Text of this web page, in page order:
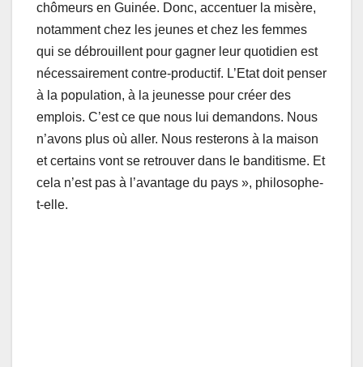
chômeurs en Guinée. Donc, accentuer la misère,
notamment chez les jeunes et chez les femmes
qui se débrouillent pour gagner leur quotidien est
nécessairement contre-productif. L’Etat doit penser
à la population, à la jeunesse pour créer des
emplois. C’est ce que nous lui demandons. Nous
n’avons plus où aller. Nous resterons à la maison
et certains vont se retrouver dans le banditisme. Et
cela n’est pas à l’avantage du pays », philosophe-
t-elle.